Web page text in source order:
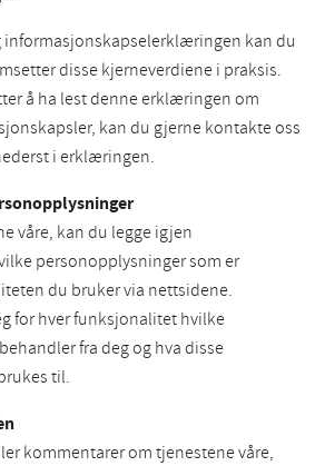
informasjonskapselerklæringen kan du
disse kjerneverdiene i praksis.
å ha lest denne erklæringen om
kan du gjerne kontakte oss
i erklæringen.
våre, kan du legge igjen
personopplysninger som er
du bruker via nettsidene.
for hver funksjonalitet hvilke
fra deg og hva disse
til.
kommentarer om tjenestene våre,